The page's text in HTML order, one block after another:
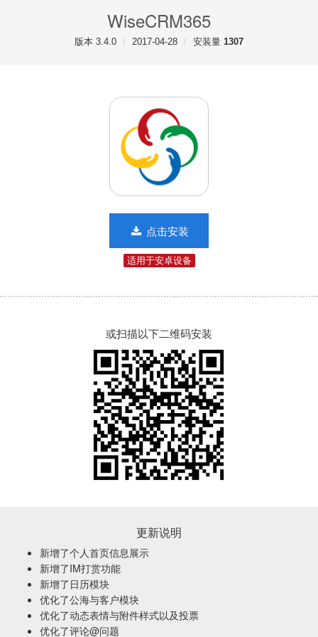
WiseCRM365
版本 3.4.0 2017-04-28 安装量 1307
点击安装
适用于安卓设备
或扫描以下二维码安装
更新说明
新增了个人首页信息展示
新增了IM打赏功能
新增了日历模块
优化了公海与客户模块
优化了动态表情与附件样式以及投票
优化了评论@问题